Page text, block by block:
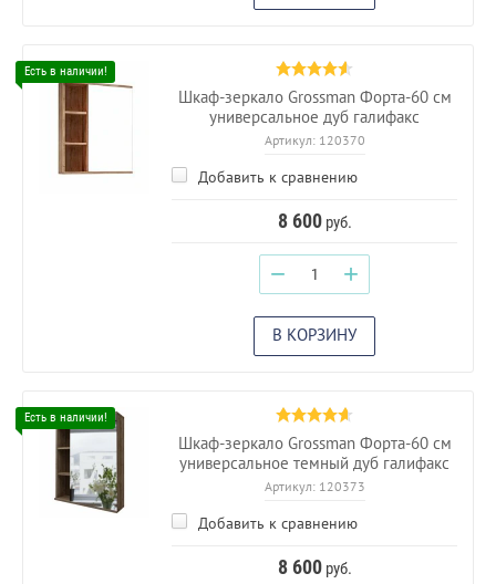
Шкаф-зеркало Grossman Форта-60 см
универсальное дуб галифакс
Артикул:120370
Добавить к сравнению
8 600руб.
− +
В КОРЗИНУ
Шкаф-зеркало Grossman Форта-60 см
универсальное темный дуб галифакс
Артикул:120373
Добавить к сравнению
8 600руб.